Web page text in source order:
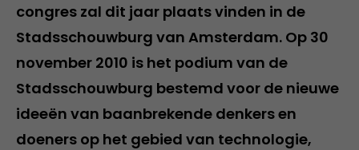
congres zal dit jaar plaats vinden in de
Stadsschouwburg van Amsterdam. Op 30
november 2010 is het podium van de
Stadsschouwburg bestemd voor de nieuwe
ideeën van baanbrekende denkers en
doeners op het gebied van technologie,